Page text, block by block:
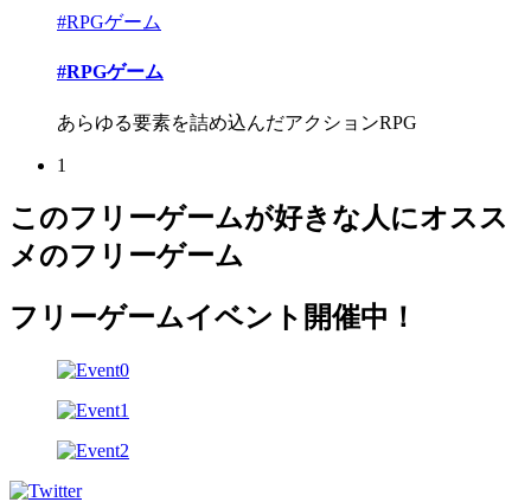
#RPGゲーム
#RPGゲーム
あらゆる要素を詰め込んだアクションRPG
1
このフリーゲームが好きな人にオスス
メのフリーゲーム
フリーゲームイベント開催中！